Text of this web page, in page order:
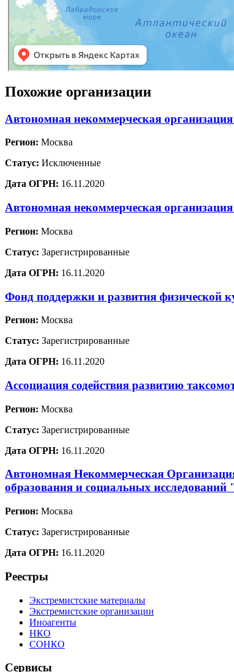
Похожие организации
Автономная некоммерческая
Регион: Москва
Статус: Исключенные
Дата ОГРН: 16.11.2020
Автономная некоммерческая
Регион: Москва
Статус: Зарегистрированные
Дата ОГРН: 16.11.2020
Фонд поддержки и развития физической
Регион: Москва
Статус: Зарегистрированные
Дата ОГРН: 16.11.2020
Ассоциация содействия развитию
Регион: Москва
Статус: Зарегистрированные
Дата ОГРН: 16.11.2020
Автономная Некоммерческая
образования и социальных
Регион: Москва
Статус: Зарегистрированные
Дата ОГРН: 16.11.2020
Реестры
Экстремистские материалы
Экстремистские организации
Иноагенты
НКО
СОНКО
Сервисы